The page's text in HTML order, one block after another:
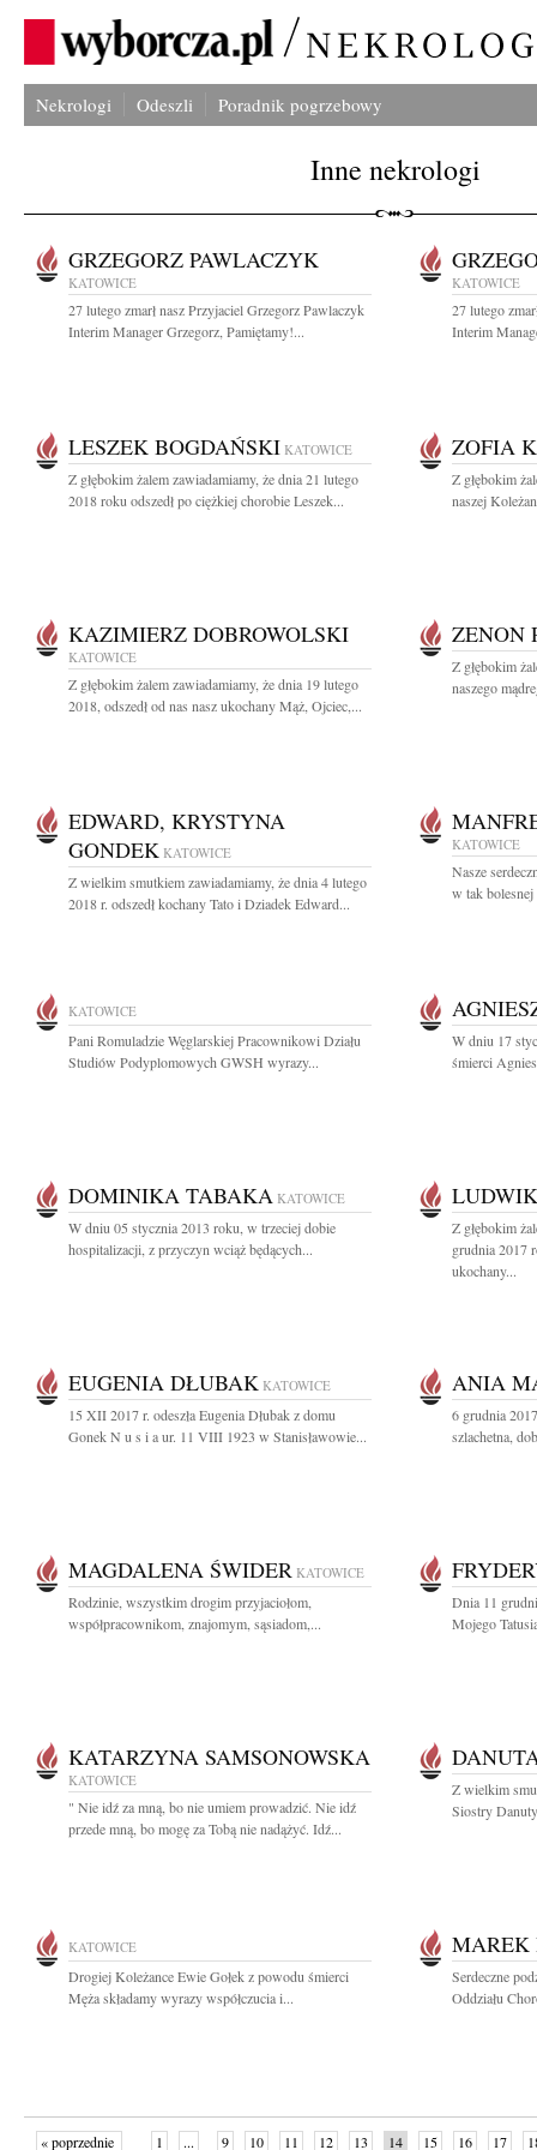
Nekrologi Odeszli Poradnik pogrzebowy
Inne nekrologi
GRZEGORZ PAWLACZYK
KATOWICE
27 lutego zmarł nasz Przyjaciel Grzegorz Pawlaczyk
Interim Manager Grzegorz, Pamiętamy!...
KATOWICE
27 lutego
Interim
LESZEK BOGDAŃSKI KATOWICE
Z głębokim żalem zawiadamiamy, że dnia 21 lutego
2018 roku odszedł po ciężkiej chorobie Leszek...
ZOFIA
Z głębokim
naszej
KAZIMIERZ DOBROWOLSKI
KATOWICE
Z głębokim żalem zawiadamiamy, że dnia 19 lutego
2018, odszedł od nas nasz ukochany Mąż, Ojciec,...
ZENON
Z głębokim
naszego
EDWARD, KRYSTYNA
GONDEK KATOWICE
Z wielkim smutkiem zawiadamiamy, że dnia 4 lutego
2018 r. odszedł kochany Tato i Dziadek Edward...
KATOWICE
Nasze
w tak
KATOWICE
Pani Romuladzie Węglarskiej Pracownikowi Działu
Studiów Podyplomowych GWSH wyrazy...
W dniu 17
śmierci
DOMINIKA TABAKA KATOWICE
W dniu 05 stycznia 2013 roku, w trzeciej dobie
hospitalizacji, z przyczyn wciąż będących...
Z głębokim
grudnia 2017
ukochany...
EUGENIA DŁUBAK KATOWICE
15 XII 2017 r. odeszła Eugenia Dłubak z domu
Gonek N u s i a ur. 11 VIII 1923 w Stanisławowie...
ANIA
6 grudnia
szlachetna,
MAGDALENA ŚWIDER KATOWICE
Rodzinie, wszystkim drogim przyjaciołom,
współpracownikom, znajomym, sąsiadom,...
Dnia 11
Mojego
KATARZYNA SAMSONOWSKA
KATOWICE
" Nie idź za mną, bo nie umiem prowadzić. Nie idź
przede mną, bo mogę za Tobą nie nadążyć. Idź...
Z wielkim
Siostry
KATOWICE
Drogiej Koleżance Ewie Gołek z powodu śmierci
Męża składamy wyrazy współczucia i...
MAREK
Serdeczne
Oddziału
« poprzednie 1 ... 9 10 11 12 13 14 15 16 17